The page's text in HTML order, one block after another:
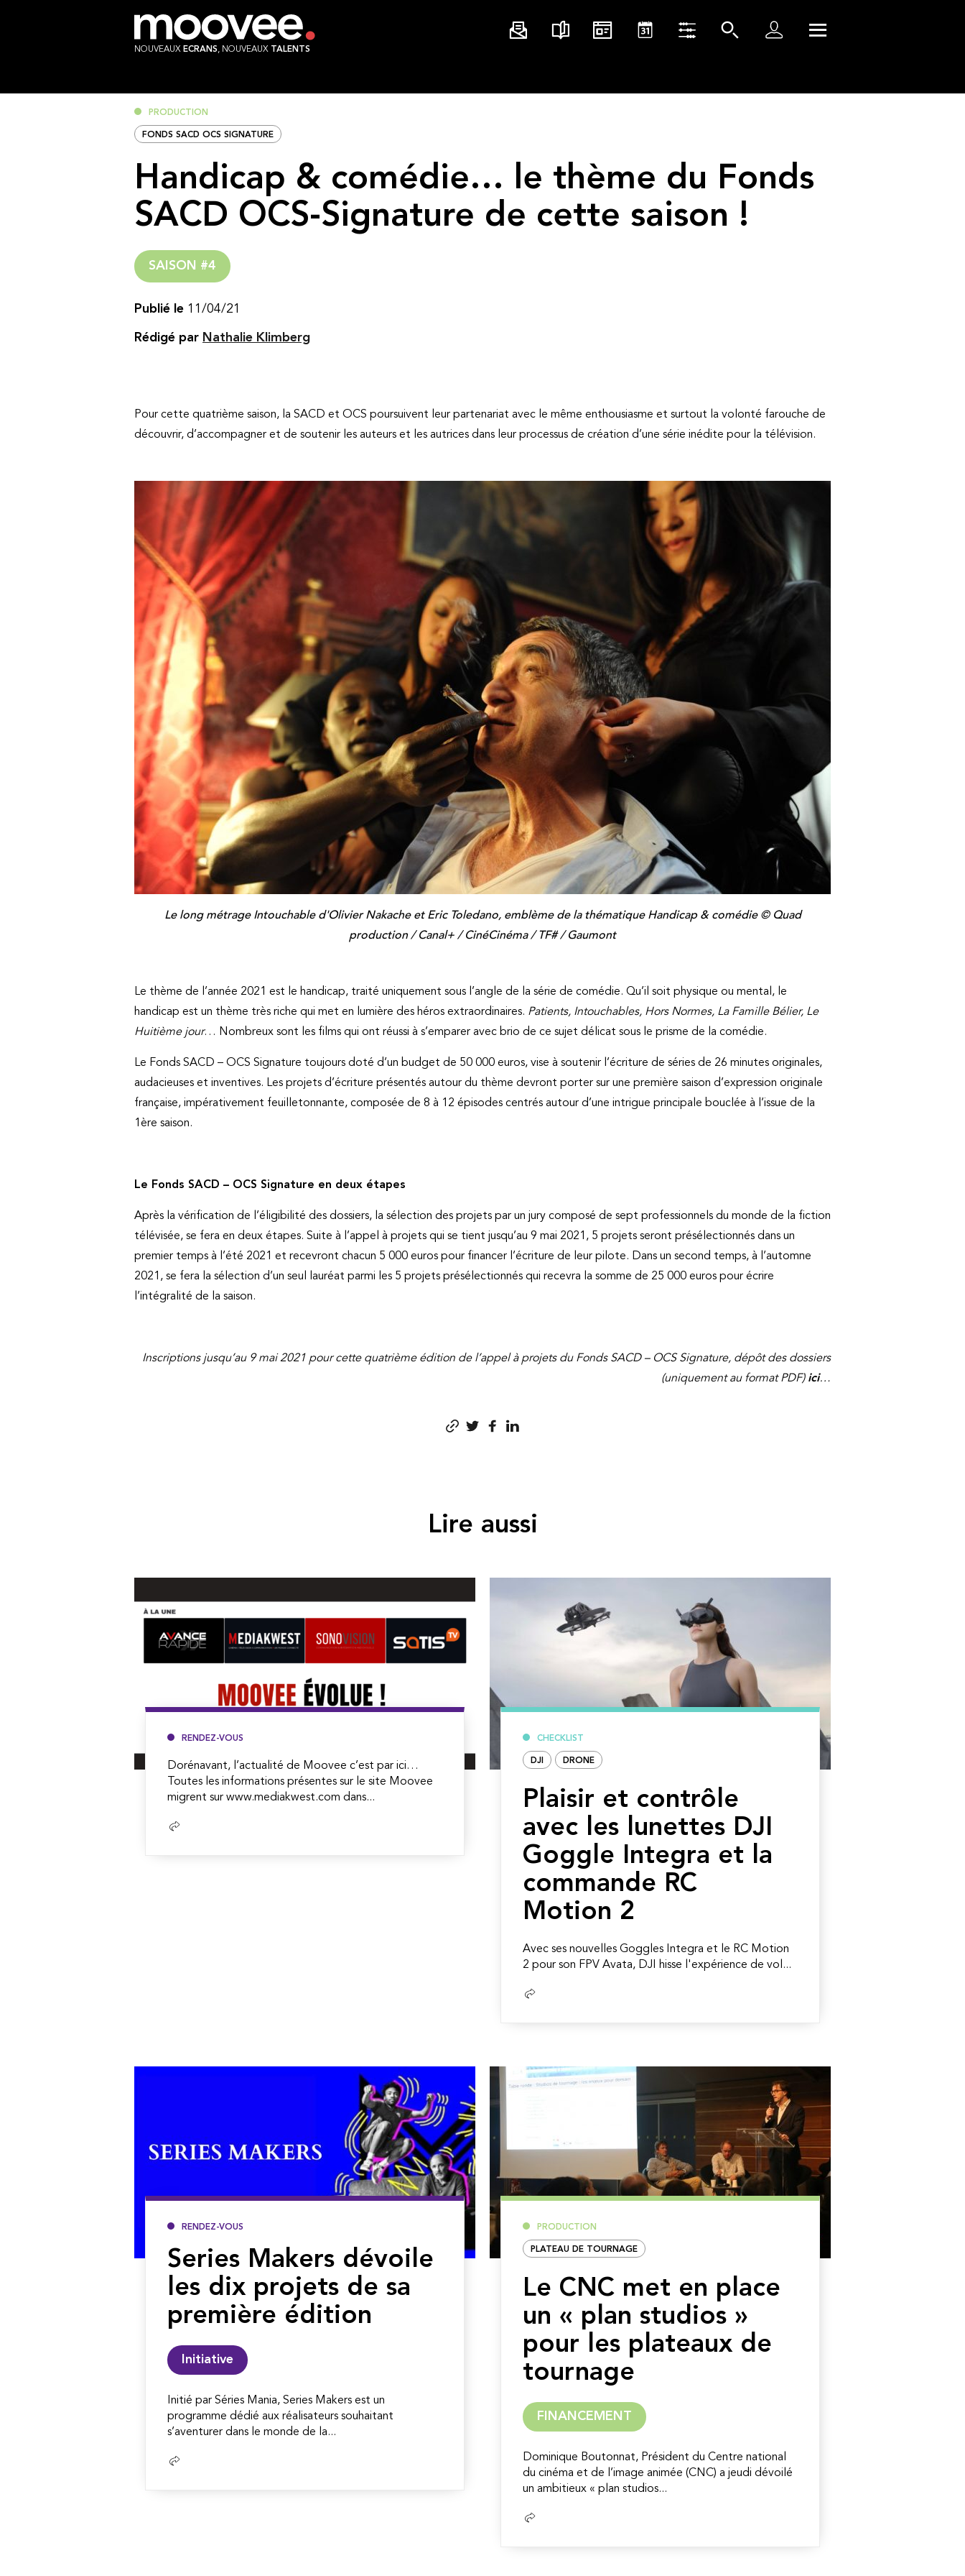
NOUVEAUX ECRANS, NOUVEAUX TALENTS
PRODUCTION
FONDS SACD OCS SIGNATURE
Handicap & comédie… le thème du Fonds
SACD OCS-Signature de cette saison !
SAISON #4
Publié le 11/04/21
Rédigé par Nathalie Klimberg
Pour cette quatrième saison, la SACD et OCS poursuivent leur partenariat avec le même enthousiasme et surtout la volonté farouche de
découvrir, d’accompagner et de soutenir les auteurs et les autrices dans leur processus de création d’une série inédite pour la télévision.
Le long métrage Intouchable d'Olivier Nakache et Eric Toledano, emblème de la thématique Handicap & comédie © Quad
production / Canal+ / CinéCinéma / TF# / Gaumont
Le thème de l’année 2021 est le handicap, traité uniquement sous l’angle de la série de comédie. Qu’il soit physique ou mental, le
handicap est un thème très riche qui met en lumière des héros extraordinaires. Patients, Intouchables, Hors Normes, La Famille Bélier, Le
Huitième jour… Nombreux sont les films qui ont réussi à s’emparer avec brio de ce sujet délicat sous le prisme de la comédie.
Le Fonds SACD – OCS Signature toujours doté d’un budget de 50 000 euros, vise à soutenir l’écriture de séries de 26 minutes originales,
audacieuses et inventives. Les projets d’écriture présentés autour du thème devront porter sur une première saison d’expression originale
française, impérativement feuilletonnante, composée de 8 à 12 épisodes centrés autour d’une intrigue principale bouclée à l’issue de la
1ère saison.
Le Fonds SACD – OCS Signature en deux étapes
Après la vérification de l’éligibilité des dossiers, la sélection des projets par un jury composé de sept professionnels du monde de la fiction
télévisée, se fera en deux étapes. Suite à l’appel à projets qui se tient jusqu’au 9 mai 2021, 5 projets seront présélectionnés dans un
premier temps à l’été 2021 et recevront chacun 5 000 euros pour financer l’écriture de leur pilote. Dans un second temps, à l’automne
2021, se fera la sélection d’un seul lauréat parmi les 5 projets présélectionnés qui recevra la somme de 25 000 euros pour écrire
l’intégralité de la saison.
Inscriptions jusqu’au 9 mai 2021 pour cette quatrième édition de l’appel à projets du Fonds SACD – OCS Signature, dépôt des dossiers
(uniquement au format PDF) ici…
Lire aussi
RENDEZ-VOUS
Dorénavant, l’actualité de Moovee c’est par ici…
Toutes les informations présentes sur le site Moovee
migrent sur www.mediakwest.com dans...
Lire
CHECKLIST
DJI DRONE
Plaisir et contrôle
avec les lunettes DJI
Goggle Integra et la
commande RC
Motion 2
Avec ses nouvelles Goggles Integra et le RC Motion
2 pour son FPV Avata, DJI hisse l'expérience de vol...
Lire
RENDEZ-VOUS
Series Makers dévoile
les dix projets de sa
première édition
Initiative
Initié par Séries Mania, Series Makers est un
programme dédié aux réalisateurs souhaitant
s’aventurer dans le monde de la...
Lire
PRODUCTION
PLATEAU DE TOURNAGE
Le CNC met en place
un « plan studios »
pour les plateaux de
tournage
FINANCEMENT
Dominique Boutonnat, Président du Centre national
du cinéma et de l’image animée (CNC) a jeudi dévoilé
un ambitieux « plan studios...
Lire